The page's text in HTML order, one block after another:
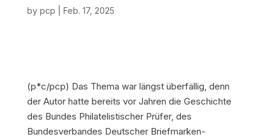
by pcp Feb. 17, 2025
(p*c/pcp) Das Thema war längst überfällig, denn
der Autor hatte bereits vor Jahren die Geschichte
des Bundes Philatelistischer Prüfer, des
Bundesverbandes Deutscher Briefmarken-